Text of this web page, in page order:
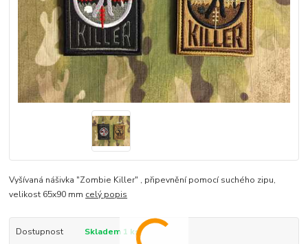
Vyšívaná nášivka "Zombie Killer" , připevnění pomocí suchého zipu,
velikost 65x90 mm celý popis
Dostupnost
Skladem 1 ks